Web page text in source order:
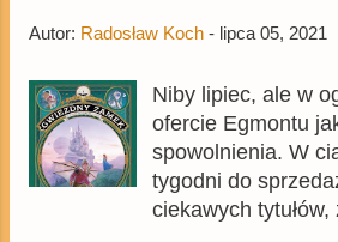
Autor: Radosław Koch - lipca 05, 2021
Niby lipiec, ale w
ofercie Egmontu
spowolnienia. W
tygodni do
ciekawych tytułów,